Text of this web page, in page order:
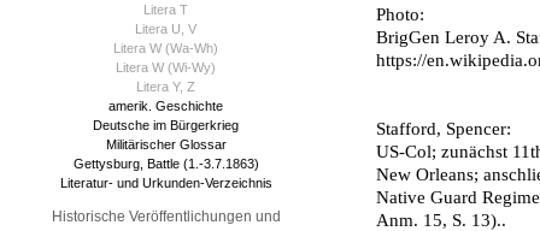
Photo:
BrigGen Leroy A.
https://
Stafford, Spencer:
US-Col; zunächst
New Orleans;
Native Guard
Anm. 15, S. 13)..
Litera T
Litera U, V
Litera W (Wa-Wh)
Litera W (Wi-Wy)
Litera Y, Z
amerik. Geschichte
Deutsche im Bürgerkrieg
Militärischer Glossar
Gettysburg, Battle (1.-3.7.1863)
Literatur- und Urkunden-Verzeichnis
Historische Veröffentlichungen und